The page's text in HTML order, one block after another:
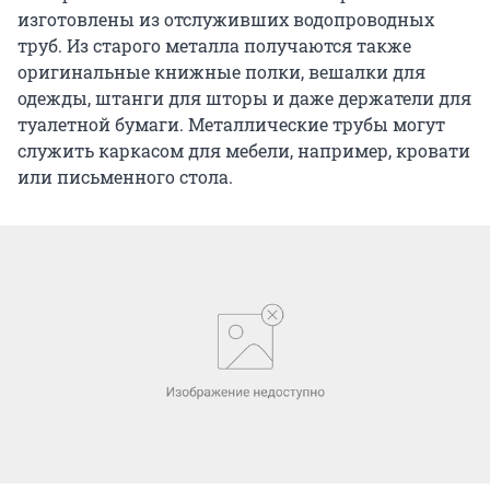
изготовлены из отслуживших водопроводных
труб. Из старого металла получаются также
оригинальные книжные полки, вешалки для
одежды, штанги для шторы и даже держатели для
туалетной бумаги. Металлические трубы могут
служить каркасом для мебели, например, кровати
или письменного стола.